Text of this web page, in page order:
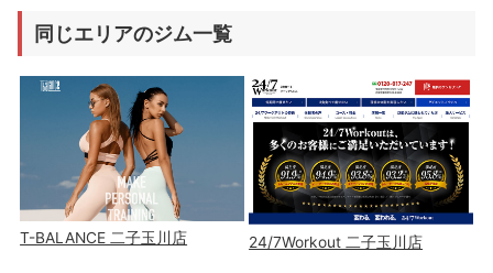
同じエリアのジム一覧
T-BALANCE 二子玉川店 24/7Workout 二子玉川店